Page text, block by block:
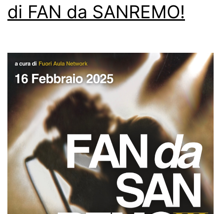
di FAN da SANREMO!